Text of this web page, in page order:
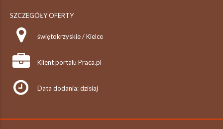
SZCZEGÓŁY OFERTY
świętokrzyskie / Kielce
Klient portalu Praca.pl
Data dodania: dzisiaj